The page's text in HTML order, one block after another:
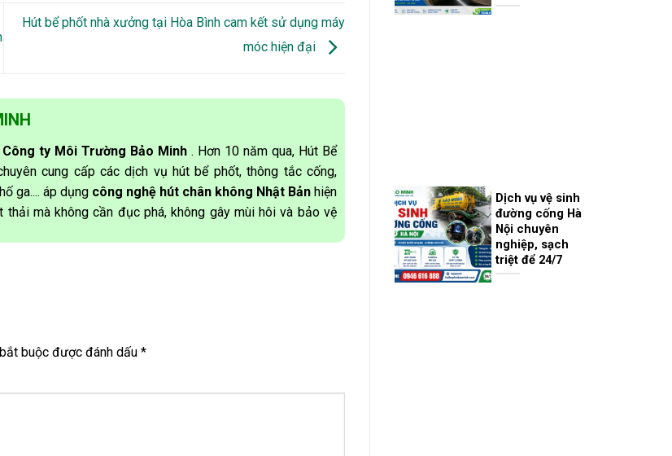
Hút bể phốt nhà xưởng tại Hòa Bình cam kết sử dụng máy
móc hiện đại
Công ty Môi Trường Bảo Minh . Hơn 10 năm qua, Hút Bể
cung cấp các dịch vụ hút bể phốt, thông tắc cống,
ga.... áp dụng công nghệ hút chân không Nhật Bảnhiện
mà không cần đục phá, không gây mùi hôi và bảo vệ
buộc được đánh dấu *
Dịch vụ vệ sinh
đường cống Hà
Nội chuyên
nghiệp, sạch
triệt để 24/7